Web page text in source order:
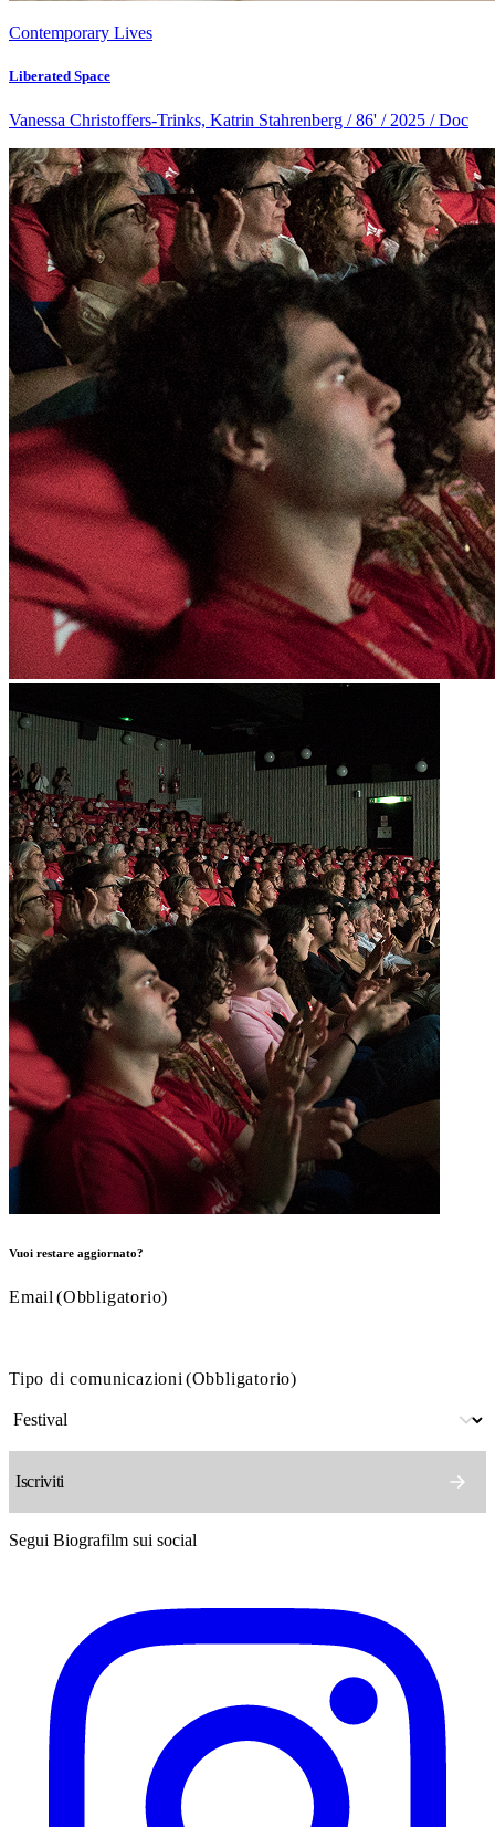
Contemporary Lives
Liberated Space
Vanessa Christoffers-Trinks, Katrin Stahrenberg / 86' / 2025 / Doc
Vuoi restare aggiornato?
Email (Obbligatorio)
Tipo di comunicazioni (Obbligatorio)
Segui Biografilm sui social